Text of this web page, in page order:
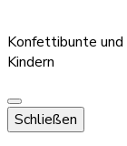
Konfettibunte und
Kindern
Schließen